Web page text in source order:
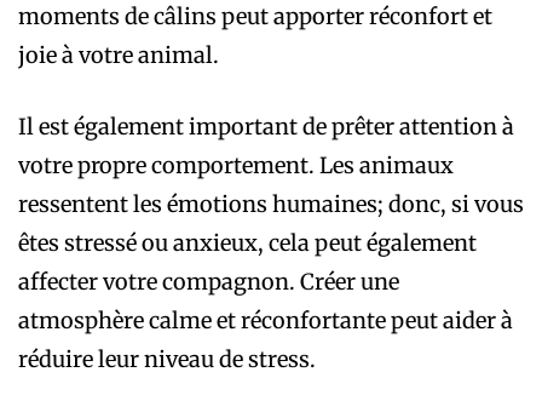
moments de câlins peut apporter réconfort et
joie à votre animal.
Il est également important de prêter attention à
votre propre comportement. Les animaux
ressentent les émotions humaines; donc, si vous
êtes stressé ou anxieux, cela peut également
affecter votre compagnon. Créer une
atmosphère calme et réconfortante peut aider à
réduire leur niveau de stress.